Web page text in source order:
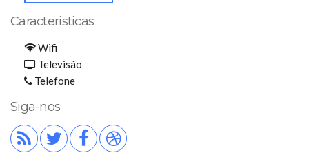
Caracteristicas
Wifi
Televisão
Telefone
Siga-nos